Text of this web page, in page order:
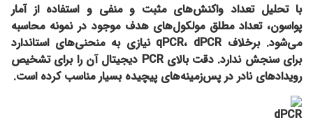
با تحلیل تعداد واکنش‌های مثبت و منفی و استفاده از آمار
پواسون، تعداد مطلق مولکول‌های هدف موجود در نمونه محاسبه
می‌شود. برخلاف qPCR، dPCR نیازی به منحنی‌های استاندارد
برای سنجش ندارد. دقت بالای PCR دیجیتال آن را برای تشخیص
رویدادهای نادر در پس‌زمینه‌های پیچیده بسیار مناسب کرده است.